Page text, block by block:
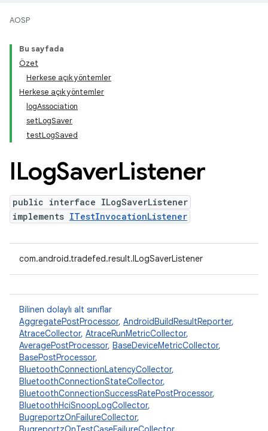
AOSP
Bu sayfada
Özet
Herkese açık yöntemler
Herkese açık yöntemler
logAssociation
setLogSaver
testLogSaved
ILogSaverListener
public interface ILogSaverListener
implements ITestInvocationListener
com.android.tradefed.result.ILogSaverListener
Bilinen dolaylı alt sınıflar
AggregatePostProcessor, AndroidBuildResultReporter,
AtraceCollector, AtraceRunMetricCollector,
AveragePostProcessor, BaseDeviceMetricCollector,
BasePostProcessor,
BluetoothConnectionLatencyCollector,
BluetoothConnectionStateCollector,
BluetoothConnectionSuccessRatePostProcessor,
BluetoothHciSnoopLogCollector,
BugreportzOnFailureCollector,